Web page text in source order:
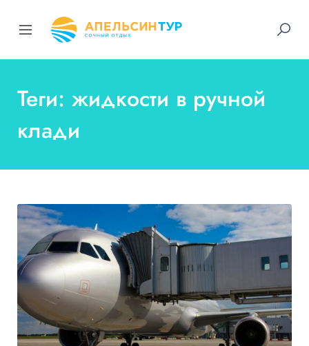
Теги: жидкости в ручной
клади